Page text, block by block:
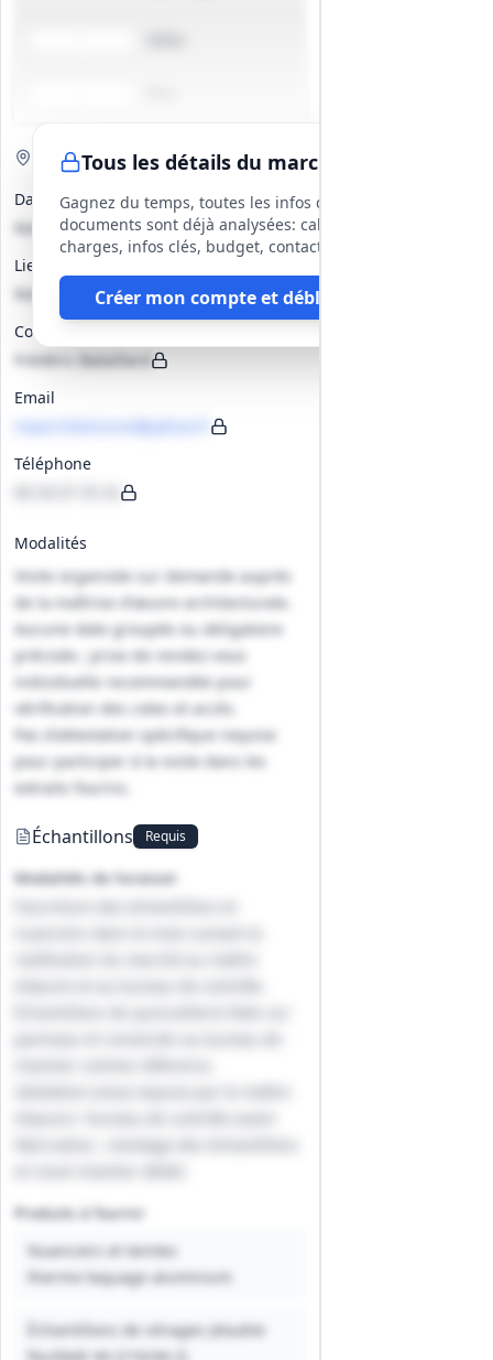
Tous les détails du marché
Gagnez du temps, toutes les infos des
documents sont déjà analysées: cahier des
charges, infos clés, budget, contact, etc
Créer mon compte et débloquer
Visite de site Optionnelle
Date(s)
Non précisé
Lieu
Non précisé
Contact
Frédéric Bataillard
Email
maarchitectures@yahoo.fr
Téléphone
Modalités
Visite organisée sur demande auprès
de la maîtrise d'œuvre architecturale.
Aucune date groupée ou obligatoire
précisée ; prise de rendez‑vous
individuelle recommandée pour
vérification des cotes et accès.
Pas d'attestation spécifique requise
pour participer à la visite dans les
extraits fournis.
Échantillons Requis
Modalités de livraison
fabrication ; stockage des échantillons
Produits à fournir
Nuanciers et teintes
thermo‑laquage aluminium
Échantillons de vitrages (double